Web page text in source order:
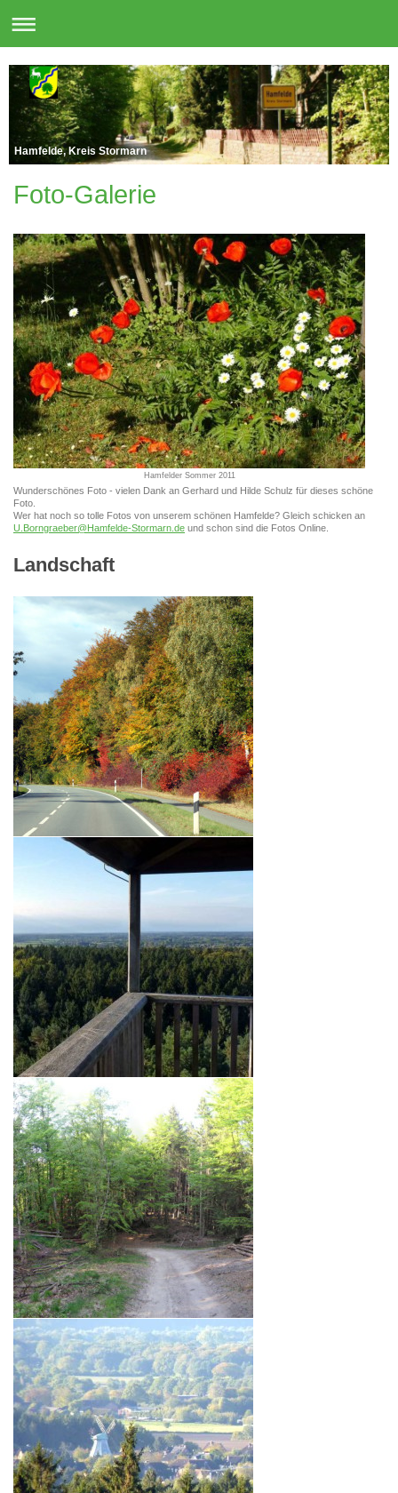
Hamfelde, Kreis Stormarn
Foto-Galerie
Hamfelder Sommer 2011
Wunderschönes Foto - vielen Dank an Gerhard und Hilde Schulz für dieses schöne
Foto.
Wer hat noch so tolle Fotos von unserem schönen Hamfelde? Gleich schicken an
U.Borngraeber@Hamfelde-Stormarn.de und schon sind die Fotos Online.
Landschaft